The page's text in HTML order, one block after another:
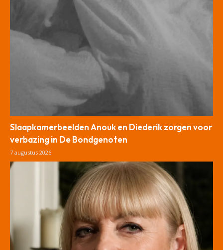
Slaapkamerbeelden Anouk en Diederik zorgen voor
verbazing in De Bondgenoten
7 augustus 2026